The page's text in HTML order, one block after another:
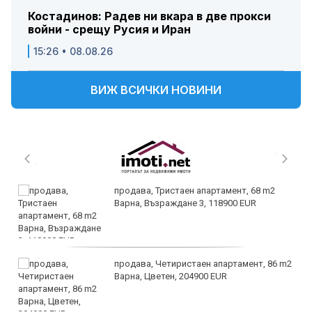
Костадинов: Радев ни вкара в две прокси
войни - срещу Русия и Иран
15:26 • 08.08.26
ВИЖ ВСИЧКИ НОВИНИ
продава, Тристаен апартамент, 68 m2
Варна, Възраждане 3, 118900 EUR
продава, Четиристаен апартамент, 86 m2
Варна, Цветен, 204900 EUR